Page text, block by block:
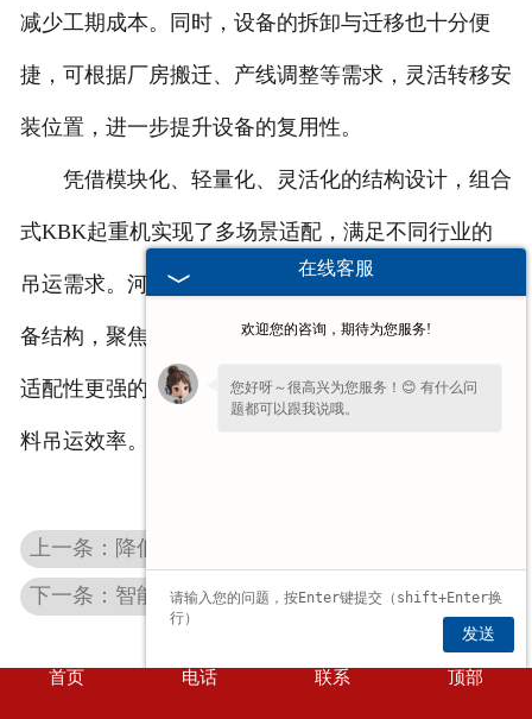
减少工期成本。同时，设备的拆卸与迁移也十分便
捷，可根据厂房搬迁、产线调整等需求，灵活转移安
装位置，进一步提升设备的复用性。
凭借模块化、轻量化、灵活化的结构设计，组合
式KBK起重机实现了多场景适配，满足不同行业的
吊运需求。河南省时代输送设备有限公司持续优化设
备结构，聚焦用户实际工况痛点，为各行业用户提供
适配性更强的组合式KBK起重机，助力企业提升物
料吊运效率。
下一条：智能提升机负载感应失灵？校准步骤与参数调整方法
首页 电话 联系 顶部
在线客服
欢迎您的咨询，期待为您服务!
您好呀～很高兴为您服务！😊 有什么问
题都可以跟我说哦。
发送